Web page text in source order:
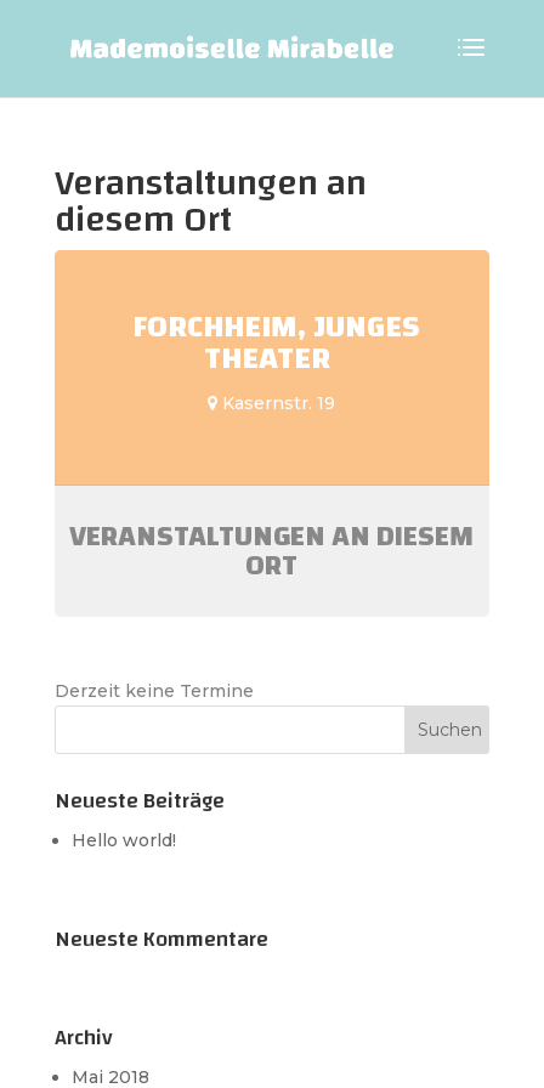
Veranstaltungen an
diesem Ort
FORCHHEIM, JUNGES
THEATER
Kasernstr. 19
VERANSTALTUNGEN AN DIESEM
ORT
Derzeit keine Termine
Neueste Beiträge
Hello world!
Neueste Kommentare
Archiv
Mai 2018